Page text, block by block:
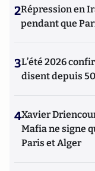
2Répression en
pendant que
3L’été 2026
disent depuis
4Xavier
Mafia ne signe
Paris et Alger